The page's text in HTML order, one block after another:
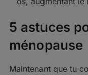
5 astuces
ménopause
Maintenant que tu